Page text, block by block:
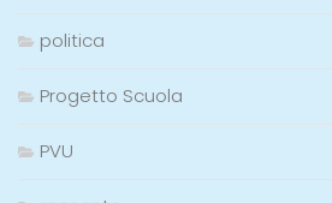
politica
Progetto Scuola
PVU